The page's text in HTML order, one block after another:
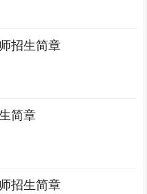
招生简章
简章
招生简章